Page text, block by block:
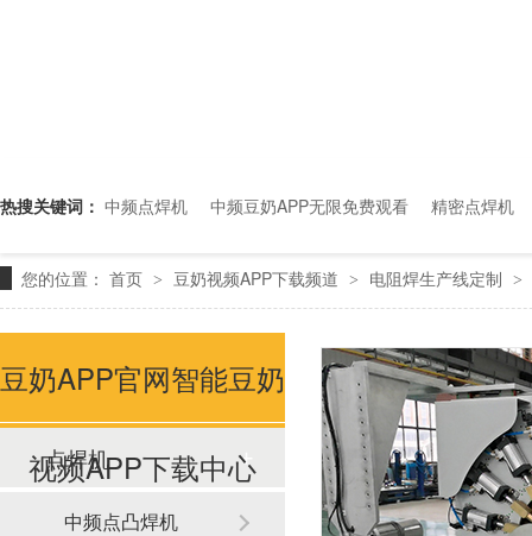
热搜关键词： 中频点焊机 中频豆奶APP无限免费观看 精密点焊机
您的位置： 首页 > 豆奶视频APP下载频道 > 电阻焊生产线定制 >
豆奶APP官网智能豆奶
视频APP下载中心
点焊机
中频点凸焊机